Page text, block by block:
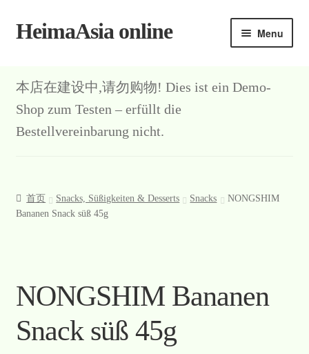
Skip
Skip
HeimaAsia online Menu
本店在建设中,请勿购物! Dies ist ein Demo-
Shop zum Testen – erfüllt die
Bestellvereinbarung nicht.
首页 Snacks, Süßigkeiten & Desserts Snacks
NONGSHIM
Bananen Snack süß 45g
NONGSHIM Bananen
Snack süß 45g